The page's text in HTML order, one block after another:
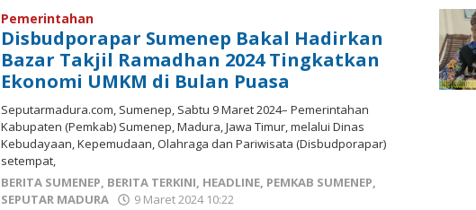
Pemerintahan
Disbudporapar Sumenep Bakal Hadirkan
Bazar Takjil Ramadhan 2024 Tingkatkan
Ekonomi UMKM di Bulan Puasa
Seputarmadura.com, Sumenep, Sabtu 9 Maret 2024– Pemerintahan
Kabupaten (Pemkab) Sumenep, Madura, Jawa Timur, melalui Dinas
Kebudayaan, Kepemudaan, Olahraga dan Pariwisata (Disbudporapar)
setempat,
BERITA SUMENEP, BERITA TERKINI, HEADLINE, PEMKAB SUMENEP,
SEPUTAR MADURA
9 Maret 2024 10:22